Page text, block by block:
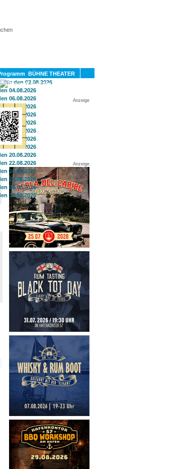
BÜHNE THEATER
Anzeige
Anzeige